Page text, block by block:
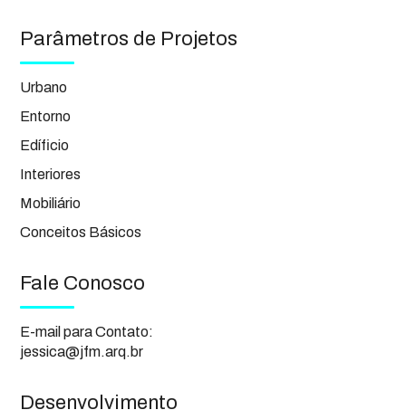
Parâmetros de Projetos
Urbano
Entorno
Edíficio
Interiores
Mobiliário
Conceitos Básicos
Fale Conosco
E-mail para Contato:
jessica@jfm.arq.br
Desenvolvimento